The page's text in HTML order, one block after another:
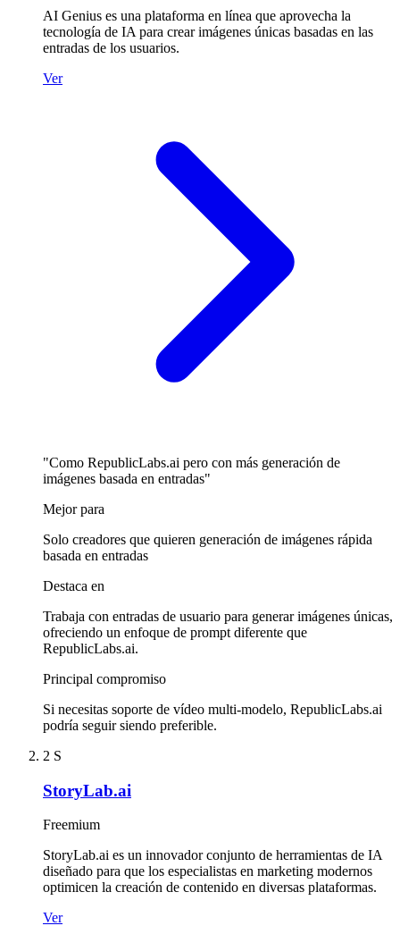
AI Genius es una plataforma en línea que aprovecha la
tecnología de IA para crear imágenes únicas basadas en las
entradas de los usuarios.
Ver
"Como RepublicLabs.ai pero con más generación de
imágenes basada en entradas"
Mejor para
Solo creadores que quieren generación de imágenes rápida
basada en entradas
Destaca en
Trabaja con entradas de usuario para generar imágenes únicas,
ofreciendo un enfoque de prompt diferente que
RepublicLabs.ai.
Principal compromiso
Si necesitas soporte de vídeo multi-modelo, RepublicLabs.ai
podría seguir siendo preferible.
2 S
StoryLab.ai
Freemium
StoryLab.ai es un innovador conjunto de herramientas de IA
diseñado para que los especialistas en marketing modernos
optimicen la creación de contenido en diversas plataformas.
Ver